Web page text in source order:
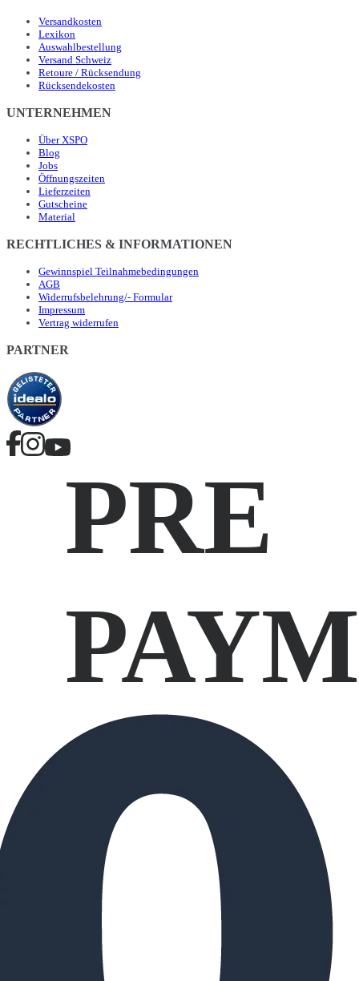
Versandkosten
Lexikon
Auswahlbestellung
Versand Schweiz
Retoure / Rücksendung
Rücksendekosten
UNTERNEHMEN
Über XSPO
Blog
Jobs
Öffnungszeiten
Lieferzeiten
Gutscheine
Material
RECHTLICHES & INFORMATIONEN
Gewinnspiel Teilnahmebedingungen
AGB
Widerrufsbelehrung/- Formular
Impressum
Vertrag widerrufen
PARTNER